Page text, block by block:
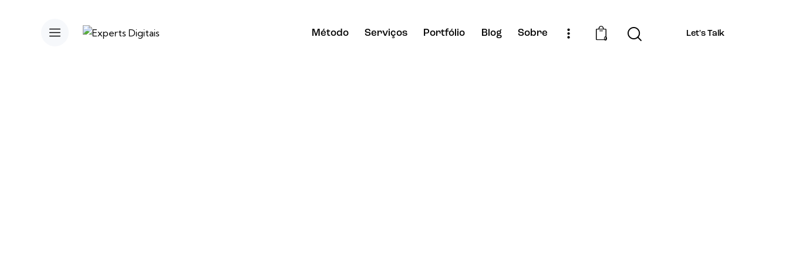
Método Serviços Portfólio Blog Sobre
0
Let's Talk